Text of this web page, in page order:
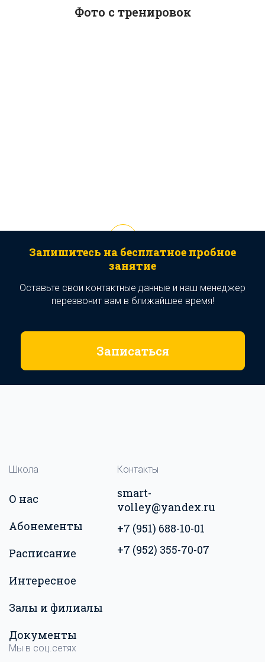
Фото с тренировок
Запишитесь на бесплатное пробное
занятие
Оставьте свои контактные данные и наш менеджер
перезвонит вам в ближайшее время!
Записаться
Школа
О нас
Абонементы
Расписание
Интересное
Залы и филиалы
Документы
Контакты
smart-
volley@yandex.ru
+7 (951) 688-10-01
+7 (952) 355-70-07
Мы в соц.сетях